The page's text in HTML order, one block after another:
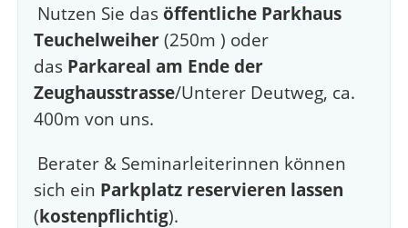
Nutzen Sie das öffentliche Parkhaus
Teuchelweiher(250m ) oder
das Parkareal am Ende der
Zeughausstrasse/Unterer Deutweg, ca.
400m von uns.
Berater & Seminarleiterinnen können
sich ein Parkplatz reservieren lassen
(kostenpflichtig).